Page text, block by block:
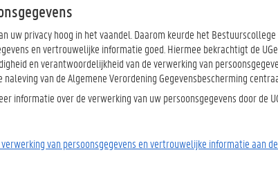
uw privacy hoog in het vaandel. Daarom keurde het
en vertrouwelijke informatie goed. Hiermee bekrachtigt de
en verantwoordelijkheid van de verwerking van
naleving van de Algemene Verordening Gegevensbescherming
informatie over de verwerking van uw persoonsgegevens door de
van persoonsgegevens en vertrouwelijke informatie aan